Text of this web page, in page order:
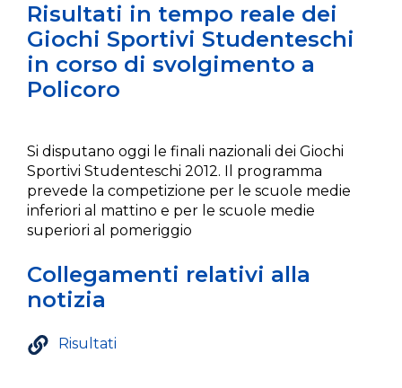
Risultati in tempo reale dei
Giochi Sportivi Studenteschi
in corso di svolgimento a
Policoro
Si disputano oggi le finali nazionali dei Giochi
Sportivi Studenteschi 2012. Il programma
prevede la competizione per le scuole medie
inferiori al mattino e per le scuole medie
superiori al pomeriggio
Collegamenti relativi alla
notizia
Risultati